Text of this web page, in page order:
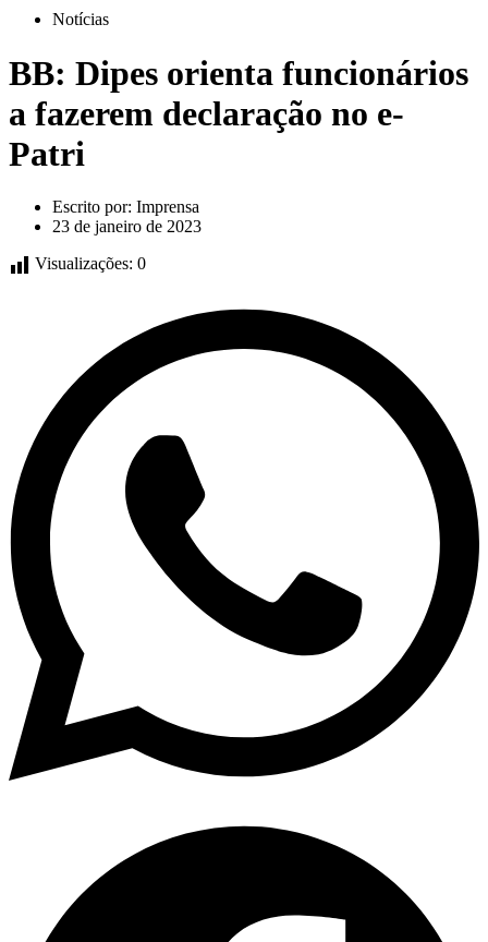
Notícias
BB: Dipes orienta funcionários
a fazerem declaração no e-
Patri
Escrito por: Imprensa
23 de janeiro de 2023
Visualizações: 0